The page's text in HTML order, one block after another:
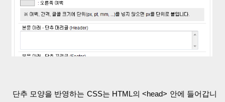
단추 모양을 반영하는 CSS는 HTML의 <head> 안에 들어갑니